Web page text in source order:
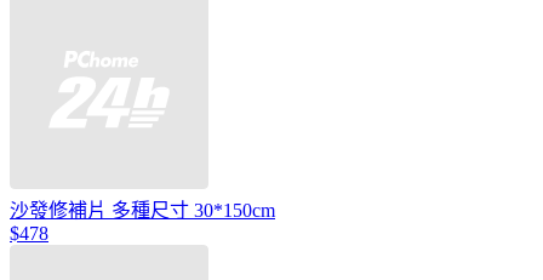
沙發修補片 多種尺寸 30*150cm
$478